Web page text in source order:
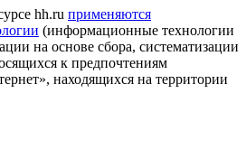
hh.ru применяются
(информационные технологии
на основе сбора, систематизации
к предпочтениям
находящихся на территории